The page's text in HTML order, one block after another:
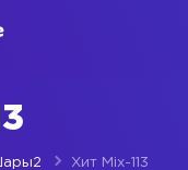
Хит Mix-113